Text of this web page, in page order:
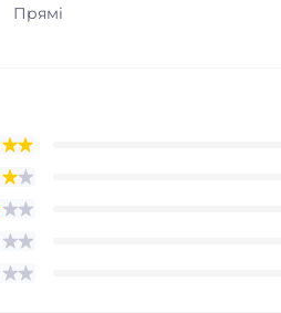
Прямі